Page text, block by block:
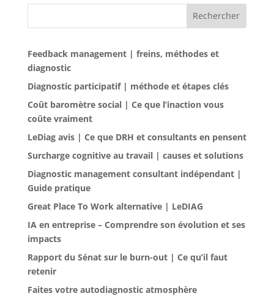
Rechercher
Feedback management | freins, méthodes et
diagnostic
Diagnostic participatif | méthode et étapes clés
Coût baromètre social | Ce que l’inaction vous
coûte vraiment
LeDiag avis | Ce que DRH et consultants en pensent
Surcharge cognitive au travail | causes et solutions
Diagnostic management consultant indépendant |
Guide pratique
Great Place To Work alternative | LeDIAG
IA en entreprise – Comprendre son évolution et ses
impacts
Rapport du Sénat sur le burn-out | Ce qu’il faut
retenir
Faites votre autodiagnostic atmosphère